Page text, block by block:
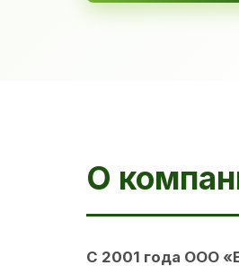
О
С 2001 года ООО